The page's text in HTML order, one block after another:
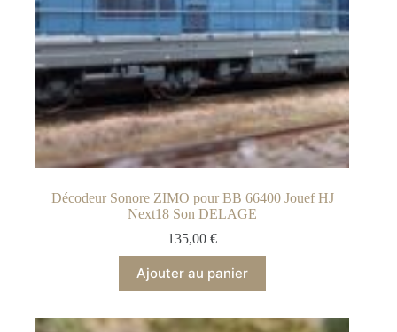
Décodeur Sonore ZIMO pour BB 66400 Jouef HJ
Next18 Son DELAGE
135,00€
Ajouter au panier